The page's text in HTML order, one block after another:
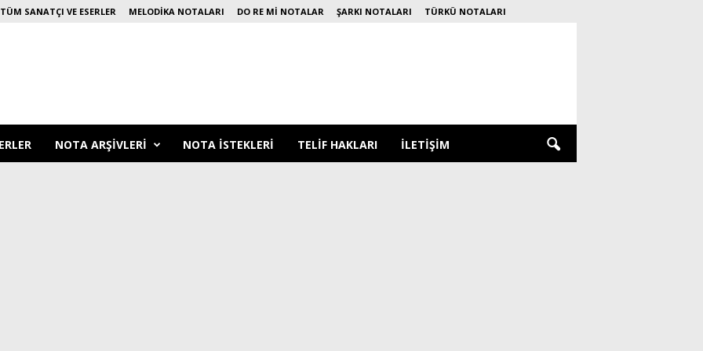
TÜM SANATÇI VE ESERLER MELODIKA NOTALARI DO RE MI NOTALAR ŞARKI NOTALARI TÜRKÜ NOTALARI
NOTA ARŞIVLERI NOTA ISTEKLERI TELIF HAKLARI İLETIŞIM